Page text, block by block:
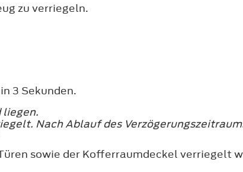
zu verriegeln.
3 Sekunden.
liegen.
Nach Ablauf des
sowie der Kofferraumdeckel verriegelt